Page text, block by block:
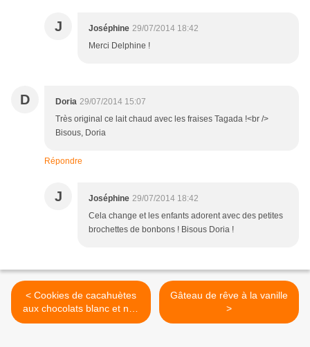
J Joséphine 29/07/2014 18:42
Merci Delphine !
D Doria 29/07/2014 15:07
Très original ce lait chaud avec les fraises Tagada !<br />
Bisous, Doria
Répondre
J Joséphine 29/07/2014 18:42
Cela change et les enfants adorent avec des petites
brochettes de bonbons ! Bisous Doria !
< Cookies de cacahuètes
aux chocolats blanc et noir
Weiss
Gâteau de rêve à la vanille
>